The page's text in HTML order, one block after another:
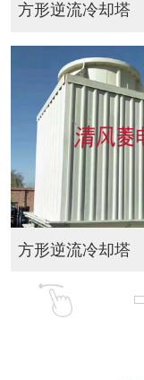
流冷却塔
流冷却塔